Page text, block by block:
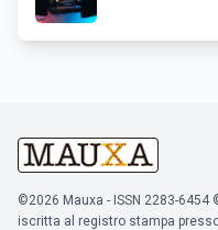
©2026 Mauxa - ISSN 2283-
iscritta al registro stampa